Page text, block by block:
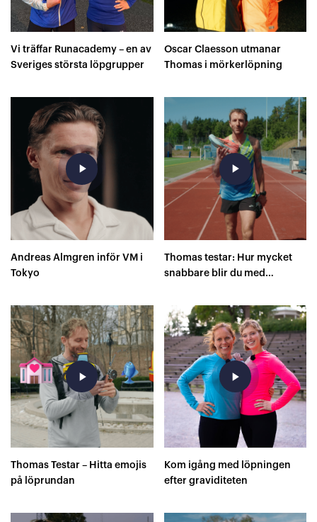
Vi träffar Runacademy – en av
Sveriges största löpgrupper
Oscar Claesson utmanar
Thomas i mörkerlöpning
play_arrow
Andreas Almgren inför VM i
Tokyo
play_arrow
Thomas testar: Hur mycket
snabbare blir du med
play_arrow
Thomas Testar – Hitta emojis
på löprundan
play_arrow
Kom igång med löpningen
efter graviditeten